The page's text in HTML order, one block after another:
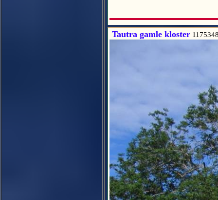
Tautra gamle kloster